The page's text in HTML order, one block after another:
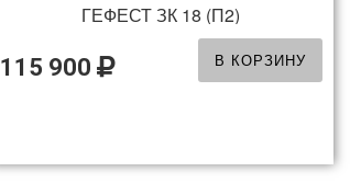
ГЕФЕСТ ЗК 18 (П2)
115 900 В КОРЗИНУ